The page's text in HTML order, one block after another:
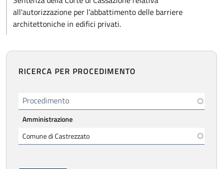
all'autorizzazione per l’abbattimento delle barriere
architettoniche in edifici privati.
RICERCA PER PROCEDIMENTO
Procedimento
Amministrazione